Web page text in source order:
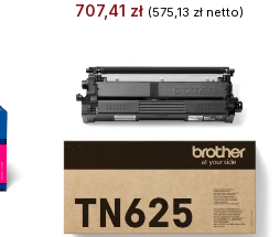
707,41 zł (575,13 zł netto)